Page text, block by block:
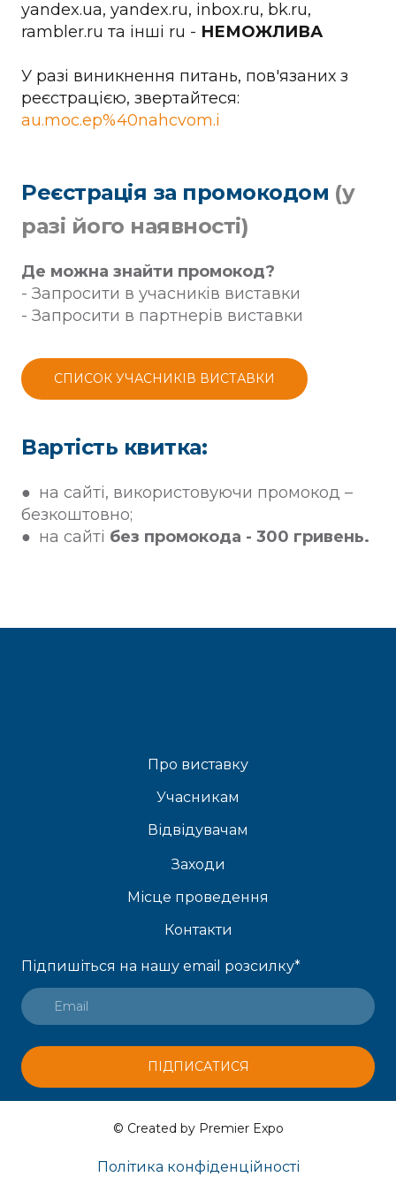
yandex.ua, yandex.ru, inbox.ru, bk.ru,
rambler.ru та інші ru - НЕМОЖЛИВА
У разі виникнення питань, пов'язаних з
реєстрацією, звертайтеся:
au.moc.ep%40nahcvom.i
Реєстрація за промокодом (у
разі його наявності)
Де можна знайти промокод?
- Запросити в учасників виставки
- Запросити в партнерів виставки
СПИСОК УЧАСНИКІВ ВИСТАВКИ
Вартість квитка:
● на сайті, використовуючи промокод –
безкоштовно;
● на сайті без промокода - 300 гривень.
Про виставку
Учасникам
Відвідувачам
Заходи
Місце проведення
Контакти
Підпишіться на нашу email розсилку*
ПІДПИСАТИСЯ
© Created by Premier Expo
Політика конфіденційності